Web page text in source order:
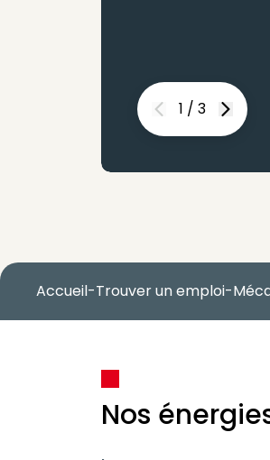
1 / 3
Next
Accueil-Trouver un emploi-
Nos